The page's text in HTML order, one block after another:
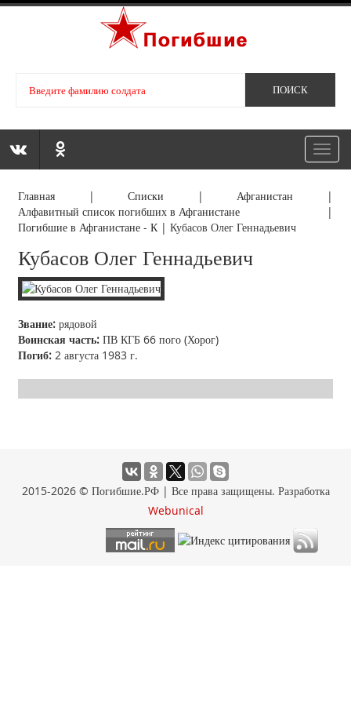
Главная |Списки | Афганистан |
Алфавитный список погибших в Афганистане |
Погибшие в Афганистане - К |Кубасов Олег Геннадьевич
Кубасов Олег Геннадьевич
Звание: рядовой
Воинская часть: ПВ КГБ 66 пого (Хорог)
Погиб: 2 августа 1983 г.
2015-2026 © Погибшие.РФ | Все права защищены. Разработка
Webunical